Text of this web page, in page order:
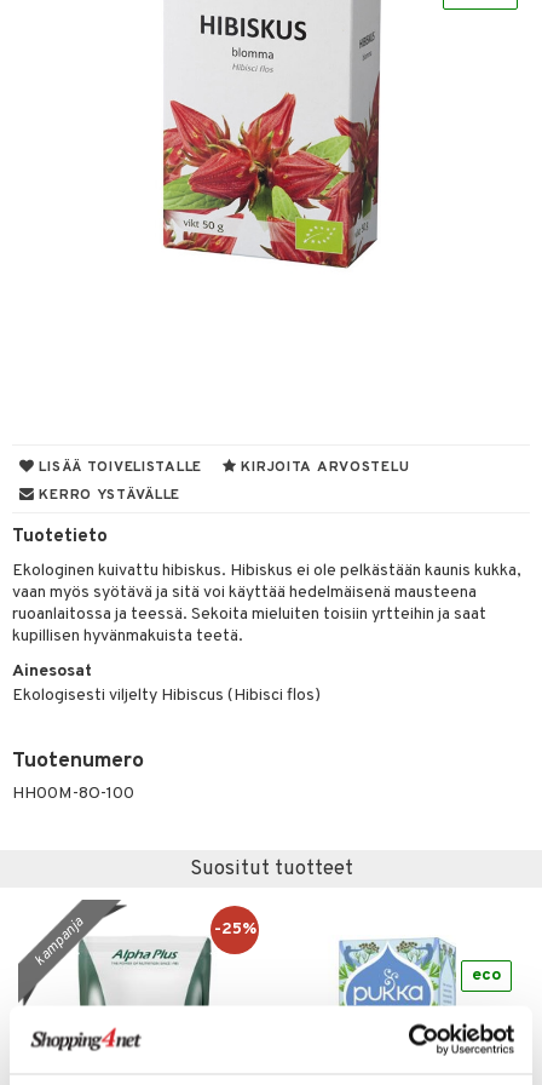
LISÄÄ TOIVELISTALLE
KIRJOITA ARVOSTELU
KERRO YSTÄVÄLLE
Tuotetieto
Ekologinen kuivattu hibiskus. Hibiskus ei ole pelkästään kaunis kukka,
vaan myös syötävä ja sitä voi käyttää hedelmäisenä mausteena
ruoanlaitossa ja teessä. Sekoita mieluiten toisiin yrtteihin ja saat
kupillisen hyvänmakuista teetä.
Ainesosat
Ekologisesti viljelty Hibiscus (Hibisci flos)
Tuotenumero
HH00M-8O-100
Suositut tuotteet
kampanja -25%
eco
& kynnet
tuotteet
jalat
hoito
hoito
hoito
&mineraalit